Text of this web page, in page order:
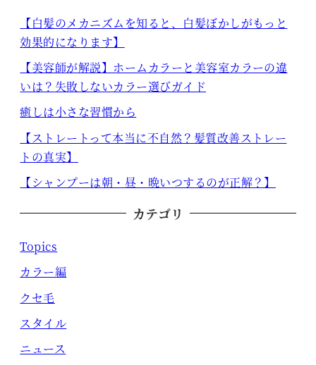
【白髪のメカニズムを知ると、白髪ぼかしがもっと
効果的になります】
【美容師が解説】ホームカラーと美容室カラーの違
いは？失敗しないカラー選びガイド
癒しは小さな習慣から
【ストレートって本当に不自然？髪質改善ストレー
トの真実】
【シャンプーは朝・昼・晩いつするのが正解？】
カテゴリ
Topics
カラー編
クセ毛
スタイル
ニュース